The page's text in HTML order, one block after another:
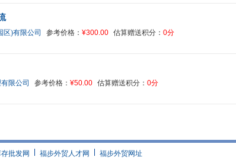
区)有限公司 参考价格： ¥300.00 估算赠送积分： 0分
限公司 参考价格： ¥50.00 估算赠送积分： 0分
批发网 福步外贸人才网
福步外贸网址